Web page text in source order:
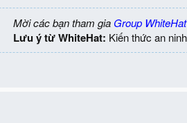
Mời các bạn tham gia Group WhiteHat
Lưu ý từ WhiteHat: Kiến thức an